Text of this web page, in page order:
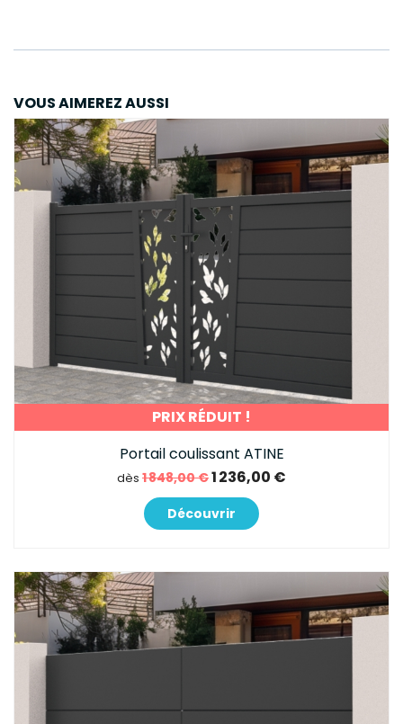
VOUS AIMEREZ AUSSI
PRIX RÉDUIT !
Portail coulissant ATINE
dès 1 848,00 €1 236,00 €
Découvrir